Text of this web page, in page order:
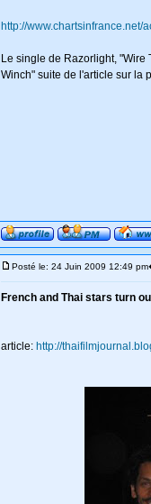
http://www.chartsinfrance.net/
Le single de Razorlight, "Wire
Winch" suite de l'article sur la
Posté le: 24 Juin 2009 12:49 pm
French and Thai stars turn
article: http://